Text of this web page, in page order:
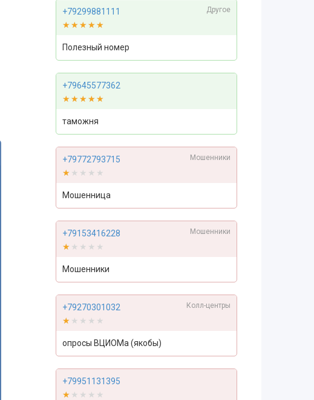
+79299881111 Другое
★★★★★
★★★★★
Полезный номер
+79645577362
★★★★★
★★★★★
таможня
+79772793715 Мошенники
★★★★★
★★★★★
Мошенница
+79153416228 Мошенники
★★★★★
★★★★★
Мошенники
+79270301032 Колл-центры
★★★★★
★★★★★
опросы ВЦИОМа (якобы)
+79951131395
★★★★★
★★★★★